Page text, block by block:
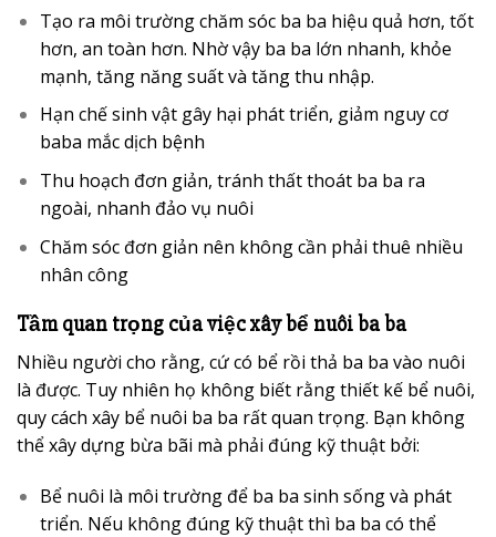
Tạo ra môi trường chăm sóc ba ba hiệu quả hơn, tốt
hơn, an toàn hơn. Nhờ vậy ba ba lớn nhanh, khỏe
mạnh, tăng năng suất và tăng thu nhập.
Hạn chế sinh vật gây hại phát triển, giảm nguy cơ
baba mắc dịch bệnh
Thu hoạch đơn giản, tránh thất thoát ba ba ra
ngoài, nhanh đảo vụ nuôi
Chăm sóc đơn giản nên không cần phải thuê nhiều
nhân công
Tầm quan trọng của việc xây bể nuôi ba ba
Nhiều người cho rằng, cứ có bể rồi thả ba ba vào nuôi
là được. Tuy nhiên họ không biết rằng thiết kế bể nuôi,
quy cách xây bể nuôi ba ba rất quan trọng. Bạn không
thể xây dựng bừa bãi mà phải đúng kỹ thuật bởi:
Bể nuôi là môi trường để ba ba sinh sống và phát
triển. Nếu không đúng kỹ thuật thì ba ba có thể